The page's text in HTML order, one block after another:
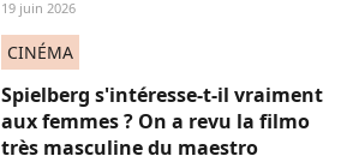
19 juin 2026
CINÉMA
Spielberg s'intéresse-t-il vraiment
aux femmes ? On a revu la filmo
très masculine du maestro